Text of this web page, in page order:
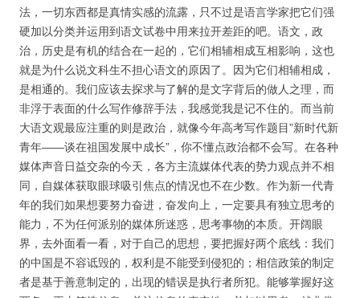
法，一切东西都是真情实感的流露，只不过是语言学家把它们强
硬加以分类并运用到语文试卷中用来拉开差距的吧。语文，政
治，历史是有机的结合在一起的，它们相辅相成互相影响，这也
就是为什么说文科生不担心语文的原因了。因为它们相辅相成，
是相通的。我们应该去探求与了解的是文字背后的做人之理，而
非浮于表面的什么写作修辞手法，我感觉我是记不住的。而当前
大语文观最应注重的则是政治，就像今年高考写作题目”新时代新
青年——谈在祖国发展中成长”，你不懂点政治都不会写。在各种
媒体声音日益交杂的今天，各方主流媒体代表的势力观点并不相
同，自媒体获取眼球吸引焦点的情况也不在少数。作为新一代青
年的我们如果想要努力奋进，奋发向上，一定要具有独立思考的
能力，不为任何派别的媒体所迷惑，思考事物的本质。开阔眼
界，去外面看一看，对于自己的思想，要把握好两个底线：我们
的中国是不容诋毁的，权利是不能受到侵犯的；相信政策的制定
者是基于善意制定的，出现的错误是执行者所犯。能够掌握好这